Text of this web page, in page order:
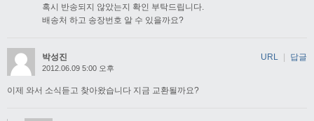
혹시 반송되지 않았는지 확인 부탁드립니다.
배송처 하고 송장번호 알 수 있을까요?
박성진
2012.06.09 5:00 오후
이제 와서 소식듣고 찾아왔습니다 지금 교환될까요?
URL 답글